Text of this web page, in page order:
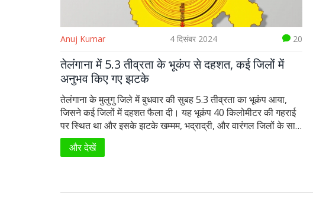
Anuj Kumar 4 दिसंबर 2024 20
तेलंगाना में 5.3 तीव्रता के भूकंप से दहशत, कई जिलों में
अनुभव किए गए झटके
तेलंगाना के मुलुगु जिले में बुधवार की सुबह 5.3 तीव्रता का भूकंप आया,
जिसने कई जिलों में दहशत फैला दी। यह भूकंप 40 किलोमीटर की गहराई
पर स्थित था और इसके झटके खम्मम, भद्राद्री, और वारंगल जिलों के साथ
ही आंध्र प्रदेश के कुछ इलाकों में भी महसूस किए गए। स्थानीय अधिकारी
अतिरिक्त झटकों की निगरानी कर रहे हैं। फिलहाल किसी बड़ी हानि की
और देखें